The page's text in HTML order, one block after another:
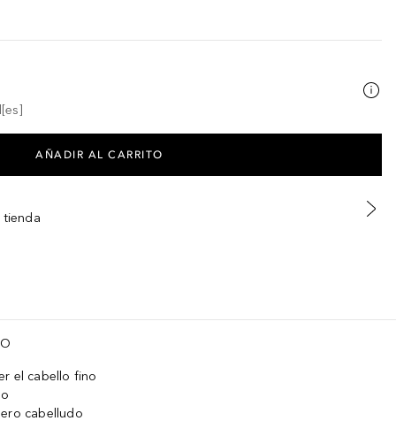
AÑADIR AL CARRITO
tienda
el cabello fino
cabelludo